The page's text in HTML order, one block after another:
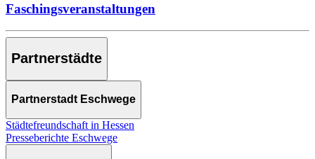
Faschingsveranstaltungen
Partnerstädte
Partnerstadt Eschwege
Städtefreundschaft in Hessen
Presseberichte Eschwege